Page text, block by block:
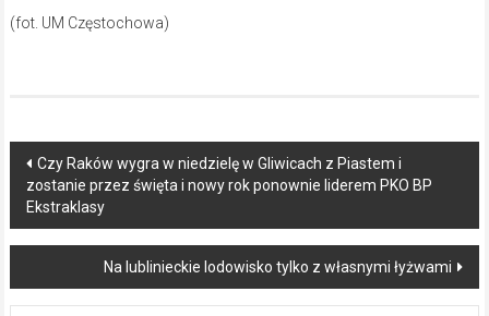
(fot. UM Częstochowa)
Post
navigation
Czy Raków wygra w niedzielę w Gliwicach z Piastem i
zostanie przez święta i nowy rok ponownie liderem PKO BP
Ekstraklasy
Na lublinieckie lodowisko tylko z własnymi łyżwami